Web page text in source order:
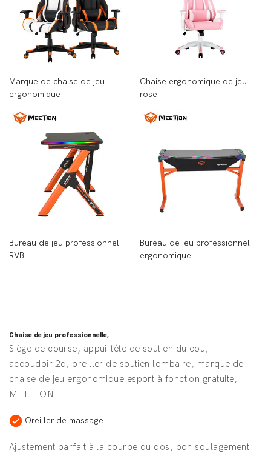
Marque de chaise de jeu
ergonomique
Chaise ergonomique de jeu
rose
Bureau de jeu professionnel
RVB
Bureau de jeu professionnel
ergonomique
Chaise de jeu professionnelle,
Siège de course, appui-tête de soutien du cou,
accoudoir 2d, oreiller de soutien lombaire, marque de
chaise de jeu ergonomique esport à fonction gratuite,
MEETION
Oreiller de massage
Ajustement parfait à la courbe du dos, bon soulagement